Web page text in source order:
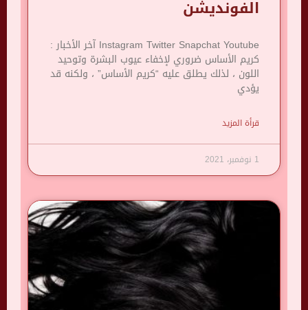
الفونديشن
Instagram Twitter Snapchat Youtube آخر الأخبار :
كريم الأساس ضروري لإخفاء عيوب البشرة وتوحيد
اللون ، لذلك يطلق عليه “كريم الأساس” ، ولكنه قد
يؤدي
قرأة المزيد
1 نوفمبر، 2021